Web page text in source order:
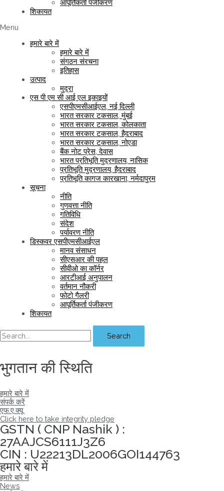
आपूर्तिकर्ता पंजीकरण
शिकायत
Menu
हमारे बारे में
हमारे बारे में
संगठन संरचना
इतिहास
उत्पाद
मुद्रा
एस पी एम सी आई एल इकाइयों
एसपीएमसीआईएल, नई दिल्ली
भारत सरकार टकसाल, मुंबई
भारत सरकार टकसाल, कोलकाता
भारत सरकार टकसाल, हैदराबाद
भारत सरकार टकसाल, नोएडा
बैंक नोट प्रेस, देवास
भारत प्रतिभूति मुद्रणालय, नासिक
प्रतिभूति मुद्रणालय, हैदराबाद
प्रतिभूति कागज कारखाना, नर्मदापुरम
सूचना
नीति
गुणवत्ता नीति
गतिविधि
संदेश
पर्यावरण नीति
डिस्कवर एसपीएमसीआईएल
मानव संसाधन
सीएसआर की पहल
सीवीओ का कॉर्नर
आरटीआई अनुपालन
वर्तमान नौकरी
फोटो गैलरी
आपूर्तिकर्ता पंजीकरण
शिकायत
Search
भुगतान की स्थिति
हमारे बारे में
संपर्क करें
एफ.ए.क्यू
Click here to take integrity pledge
GSTN ( CNP Nashik ) :
27AAJCS6111J3Z6
CIN : U22213DL2006GOI144763
हमारे बारे में
हमारे बारे में
News